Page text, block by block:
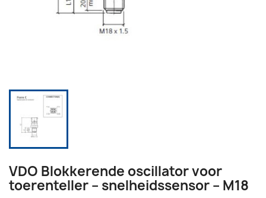
VDO Blokkerende oscillator voor
toerenteller – snelheidssensor – M18